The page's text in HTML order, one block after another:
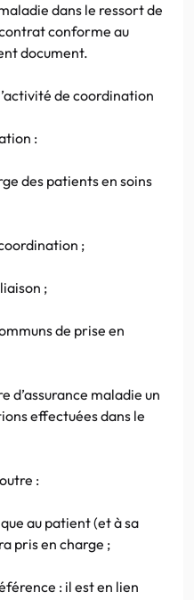
dans le ressort de
conforme au
document.
de coordination
:
des patients en soins
;
;
de prise en
d’assurance maladie un
effectuées dans le
:
au patient (et à sa
pris en charge ;
: il est en lien